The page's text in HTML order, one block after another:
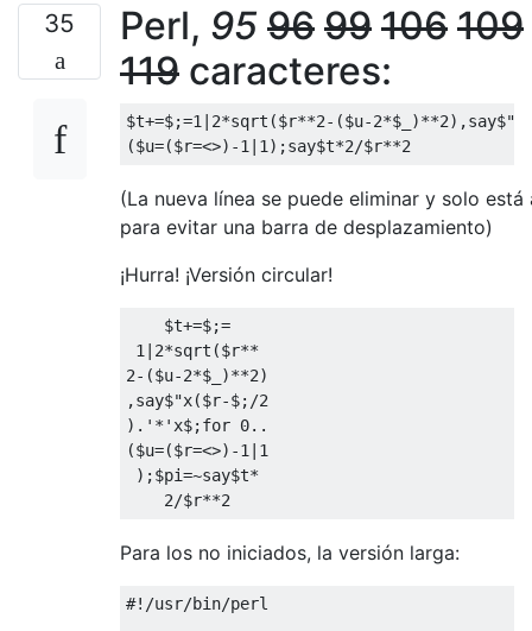
35 Perl, 95 96 99 106 109
119 caracteres:
$t+=$;=1|2*sqrt($r**2-($u-
(La nueva línea se puede eliminar y solo está
para evitar una barra de desplazamiento)
¡Hurra! ¡Versión circular!
    $t+=$;=
1|2*sqrt($r**
2-($u-2*$_)**2)
,say$"x($r-$;/2
).'*'x$;for 0..
($u=($r=<>)-1|1
);$pi=~say$t*
Para los no iniciados, la versión larga:
#!/usr/bin/perl